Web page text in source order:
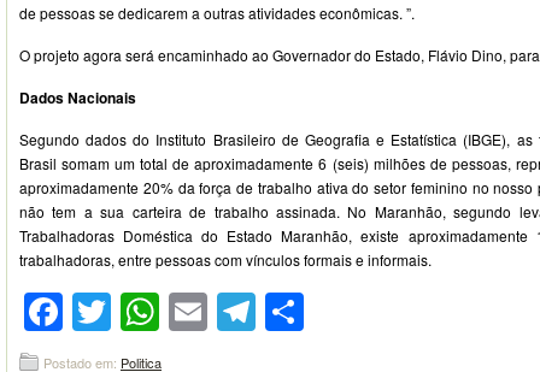
de pessoas se dedicarem a outras atividades econômicas. ”.
O projeto agora será encaminhado ao Governador do Estado, Flávio Dino,
Dados Nacionais
Segundo dados do Instituto Brasileiro de Geografia e Estatística (IBGE), as
Brasil somam um total de aproximadamente 6 (seis) milhões de pessoas,
aproximadamente 20% da força de trabalho ativa do setor feminino no
não tem a sua carteira de trabalho assinada. No Maranhão, segundo
Trabalhadoras Doméstica do Estado Maranhão, existe
trabalhadoras, entre pessoas com vínculos formais e informais.
Facebook
Twitter
WhatsApp
EmailTelegram
Postado em: Politica